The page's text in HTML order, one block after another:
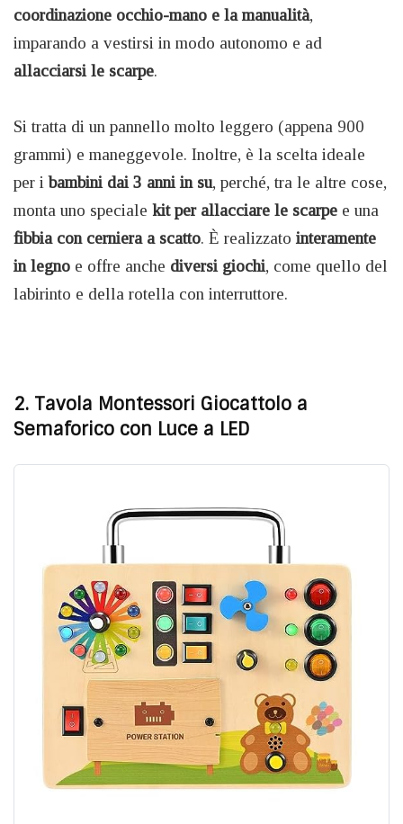
coordinazione occhio-mano e la manualità,
imparando a vestirsi in modo autonomo e ad
allacciarsi le scarpe.
Si tratta di un pannello molto leggero (appena 900
grammi) e maneggevole. Inoltre, è la scelta ideale
per ibambini dai 3 anni in su, perché, tra le altre cose,
monta uno speciale kit per allacciare le scarpe e una
fibbia con cerniera a scatto. È realizzato interamente
in legno e offre anche diversi giochi, come quello del
labirinto e della rotella con interruttore.
2. Tavola Montessori Giocattolo a
Semaforico con Luce a LED